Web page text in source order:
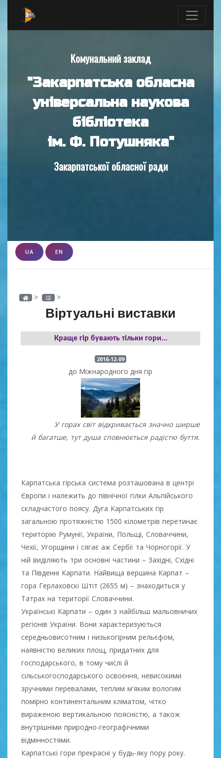
Комунальний заклад
"Закарпатська обласна
універсальна наукова
бібліотека
ім. Ф. Потушняка"
Закарпатської обласної ради
UA EN
> >
Віртуальні виставки
Краще гір бувають тільки гори...
2016-12-09
до Міжнародного дня гір
У горах світ відкривається значно ширше
й багатше, тут душа сповнюється радістю буття.
Карпатська гірська система розташована в центрі
Європи і належить до північної гілки Альпійського
складчастого поясу. Дуга Карпатських гір
загальною протяжністю 1500 кілометрів перетинає
територію Румунії, України, Польщі, Словаччини,
Чехії, Угорщини і сягає аж Сербії та Чорногорії. У
ній виділяють три основні частини – Західні, Східні
та Південні Карпати. Найвища вершина Карпат –
гора Герлаховскі Штіт (2655 м) – знаходиться у
Татрах на території Словаччини.
Українські Карпати – один з найбільш мальовничих
регіонів України. Вони характеризуються
середньовисотним і низькогірним рельєфом,
наявністю великих площ, придатних для
господарського, в тому числі й
сільськогосподарського освоєння, невисокими
зручними перевалами, теплим м'яким вологим
помірно континентальним кліматом, чітко
вираженою вертикальною поясністю, а також
внутрішніми природно-географічними
відмінностями.
Карпатські гори прекрасні у будь-яку пору року.